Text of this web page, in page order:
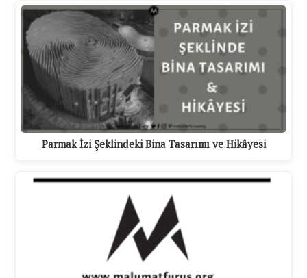
Parmak İzi Şeklindeki Bina Tasarımı ve Hikâyesi